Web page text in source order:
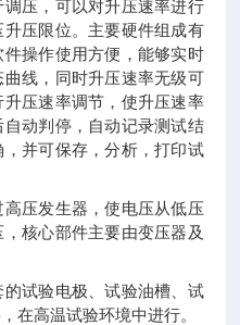
压，可以对升压速率进行
压限位。主要硬件组成有
操作使用方便，能够实时
线，同时升压速率无级可
压速率调节，使升压速率
动判停，自动记录测试结
并可保存，分析，打印试
压发生器，使电压从低压
核心部件主要由变压器及
试验电极、试验油槽、试
在高温试验环境中进行。